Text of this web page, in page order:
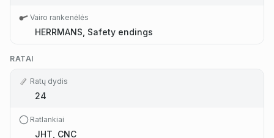
Vairo rankenėlės
HERRMANS, Safety endings
RATAI
Ratų dydis
24
Ratlankiai
JHT, CNC